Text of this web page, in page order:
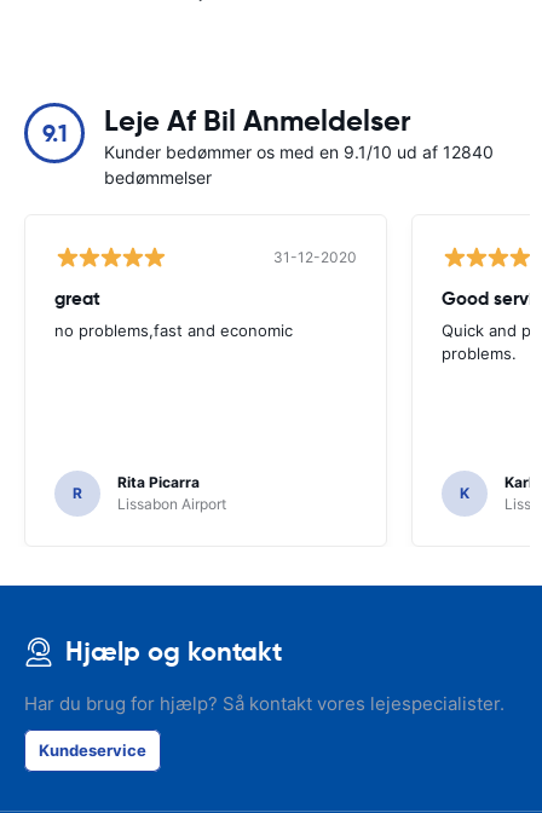
9.1 Leje Af Bil Anmeldelser
Kunder bedømmer os med en 9.1/10 ud af 12840
bedømmelser
31-12-2020
great
no problems,fast and economic
R
Rita Picarra
Lissabon Airport
Good
Quick and
problems.
K
Karl
Hjælp og kontakt
Har du brug for hjælp? Så kontakt vores lejespecialister.
Kundeservice